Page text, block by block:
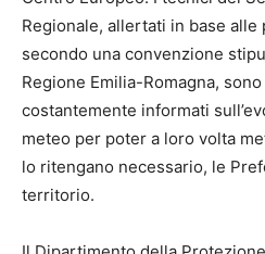
Regionale, allertati in base
secondo una convenzione
Regione Emilia-Romagna,
costantemente informati
meteo per poter a loro volta
lo ritengano necessario, le
territorio.